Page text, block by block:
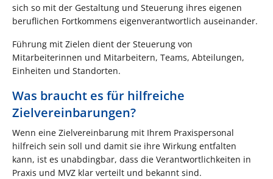
sich so mit der Gestaltung und Steuerung ihres eigenen
beruflichen Fortkommens eigenverantwortlich auseinander.
Führung mit Zielen dient der Steuerung von
Mitarbeiterinnen und Mitarbeitern, Teams, Abteilungen,
Einheiten und Standorten.
Was braucht es für hilfreiche
Zielvereinbarungen?
Wenn eine Zielvereinbarung mit Ihrem Praxispersonal
hilfreich sein soll und damit sie ihre Wirkung entfalten
kann, ist es unabdingbar, dass die Verantwortlichkeiten in
Praxis und MVZ klar verteilt und bekannt sind.